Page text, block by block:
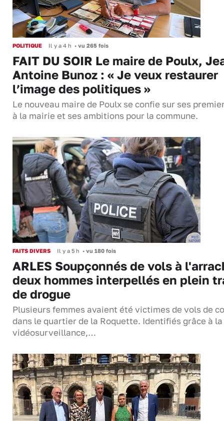
POLITIQUE Il y a 4 h • vu 265 fois
FAIT DU SOIR Le maire de Poulx,
Antoine Bunoz : « Je veux restaurer
l’image des politiques »
Le nouveau maire de Poulx se confie sur ses
à la mairie et ses ambitions pour la commune.
FAITS DIVERS Il y a 5 h • vu 180 fois
ARLES Soupçonnés de vols à
deux hommes interpellés en plein
de drogue
Plusieurs femmes avaient été victimes de vols de
dans le quartier de la Roquette. Identifiés grâce à la
vidéosurveillance,…